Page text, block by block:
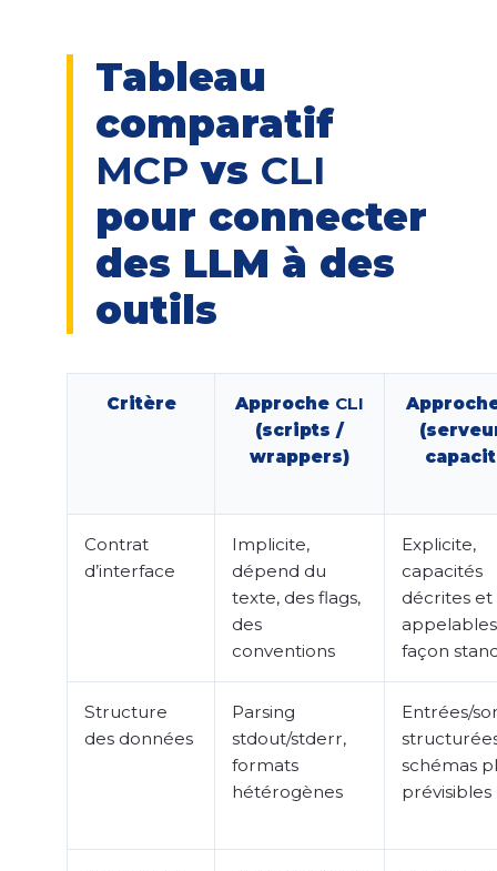
Tableau
comparatif
MCP vs CLI
pour connecter
des LLM à des
outils
Critère Approche CLI
(scripts /
wrappers)
Contrat
d’interface
Implicite,
dépend du
texte, des flags,
des
conventions
Explicite,
capacités
décrites et
façon
Structure
des données
Parsing
stdout/stderr,
formats
hétérogènes
Entrées/
schémas
prévisibles